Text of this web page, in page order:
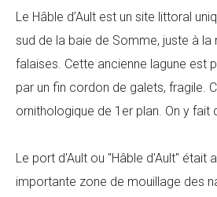
Le Hâble d’Ault est un site littoral
sud de la baie de Somme, juste à la
falaises. Cette ancienne lagune est
par un fin cordon de galets, fragile.
ornithologique de 1er plan. On y fait
Le port d'Ault ou "Hâble d'Ault" était
importante zone de mouillage des